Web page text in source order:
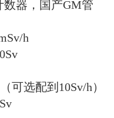
辐射剂量
γ剂量率可同
量率状态。